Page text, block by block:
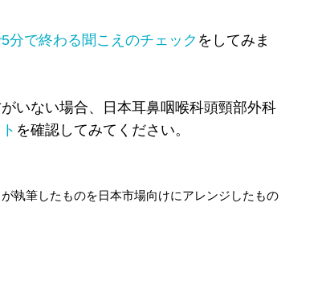
分で終わる聞こえのチェック をしてみま
いない場合、日本耳鼻咽喉科頭頸部外科
を確認してみてください。
執筆したものを日本市場向けにアレンジしたもの